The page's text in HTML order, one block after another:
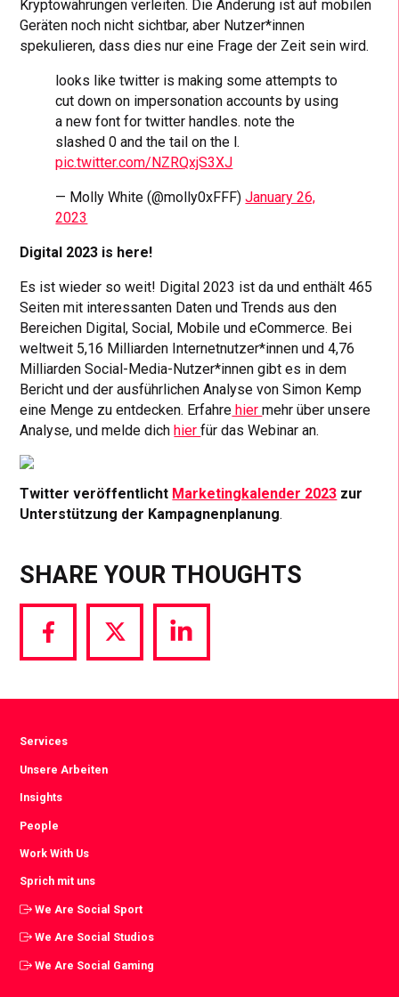
Kryptowährungen verleiten. Die Änderung ist auf mobilen
Geräten noch nicht sichtbar, aber Nutzer*innen
spekulieren, dass dies nur eine Frage der Zeit sein wird.
looks like twitter is making some attempts to
cut down on impersonation accounts by using
a new font for twitter handles. note the
slashed 0 and the tail on the l.
pic.twitter.com/NZRQxjS3XJ
— Molly White (@molly0xFFF)January 26,
2023
Digital 2023 is here!
Es ist wieder so weit! Digital 2023 ist da und enthält 465
Seiten mit interessanten Daten und Trends aus den
Bereichen Digital, Social, Mobile und eCommerce. Bei
weltweit 5,16 Milliarden Internetnutzer*innen und 4,76
Milliarden Social-Media-Nutzer*innen gibt es in dem
Bericht und der ausführlichen Analyse von Simon Kemp
eine Menge zu entdecken. Erfahre hiermehr über unsere
Analyse, und melde dichhierfür das Webinar an.
Twitter veröffentlicht Marketingkalender 2023 zur
Unterstützung der Kampagnenplanung.
SHARE YOUR THOUGHTS
Share
via
Share
via
Share
via
Services
Unsere Arbeiten
Insights
People
Work With Us
Sprich mit uns
We Are Social Sport
We Are Social Studios
We Are Social Gaming